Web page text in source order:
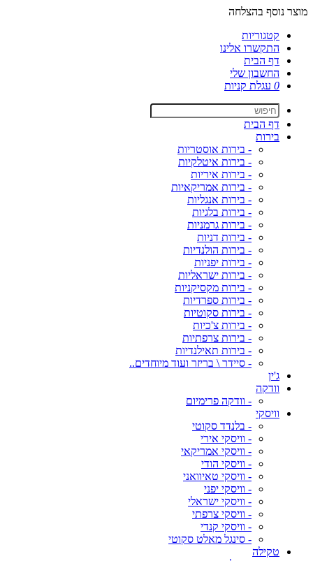
מוצר נוסף בהצלחה
קטגוריות
התקשרו אלינו
דף הבית
החשבון שלי
0 עגלת קניות
דף הבית
בירות
- בירות אוסטריות
- בירות איטלקיות
- בירות איריות
- בירות אמריקאיות
- בירות אנגליות
- בירות בלגיות
- בירות גרמניות
- בירות דניות
- בירות הולנדיות
- בירות יפניות
- בירות ישראליות
- בירות מקסיקניות
- בירות ספרדיות
- בירות סקוטיות
- בירות צ'כיות
- בירות צרפתיות
- בירות תאילנדיות
- סיידר \ בריזר ועוד מיוחדים..
ג'ין
וודקה
- וודקה פרימיום
וויסקי
- בלנדד סקוטי
- וויסקי אירי
- וויסקי אמריקאי
- וויסקי הודי
- וויסקי טאיוואני
- וויסקי יפני
- וויסקי ישראלי
- וויסקי צרפתי
- וויסקי קנדי
- סינגל מאלט סקוטי
טקילה